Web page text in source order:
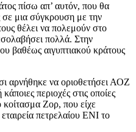
πίσω απ’ αυτόν, που θα
σε μια σύγκρουση με την
θέλει να πολεμούν στο
πολλά. Στην
βαθέως αιγυπτιακού κράτους
αρνήθηκε να οριοθετήσει ΑΟΖ
περιοχές στις οποίες
κοίτασμα Ζορ, που είχε
πετρελαίου ENI το